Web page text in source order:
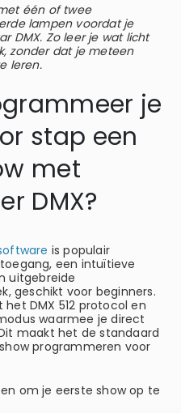
één of twee
lampen voordat je
DMX. Zo leer je wat licht
zonder dat je meteen
leren.
je
stap een
met
DMX?
is populair
een intuïtieve
uitgebreide
geschikt voor beginners.
DMX 512 protocol en
waarmee je direct
maakt het de standaard
programmeren voor
om je eerste show op te